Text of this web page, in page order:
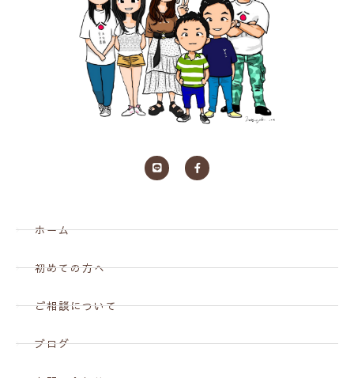
ホーム
初めての方へ
ご相談について
ブログ